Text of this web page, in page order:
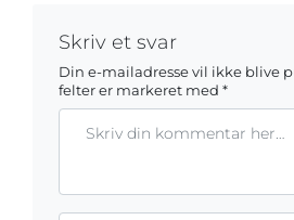
Skriv et svar
Din e-mailadresse vil ikke blive
felter er markeret med *